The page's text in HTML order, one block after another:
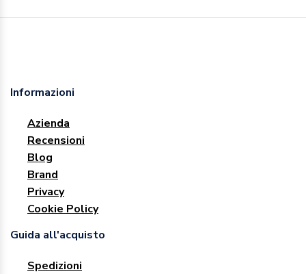
Informazioni
Azienda
Recensioni
Blog
Brand
Privacy
Cookie Policy
Guida all'acquisto
Spedizioni